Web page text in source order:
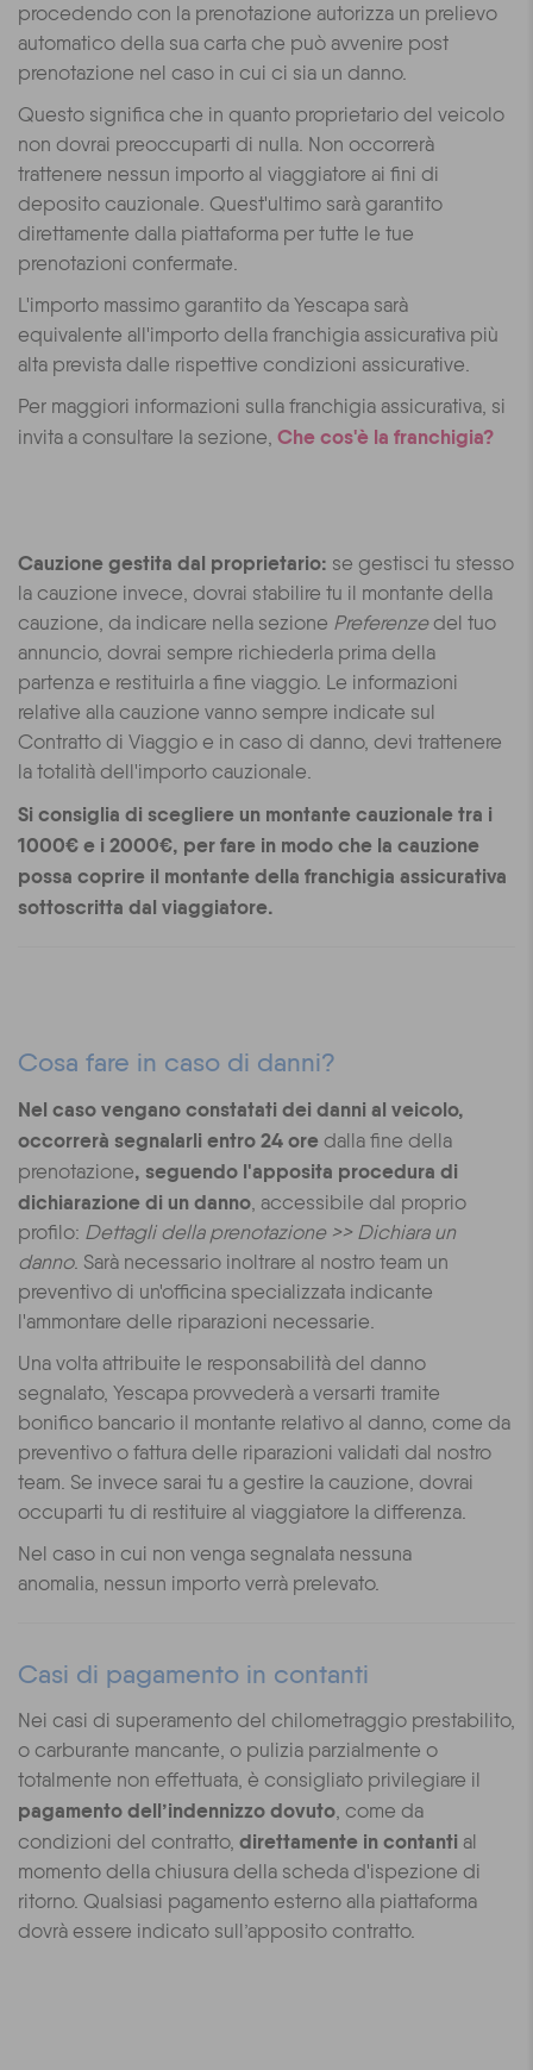
procedendo con la prenotazione autorizza un prelievo
automatico della sua carta che può avvenire post
prenotazione nel caso in cui ci sia un danno.
Questo significa che in quanto proprietario del veicolo
non dovrai preoccuparti di nulla. Non occorrerà
trattenere nessun importo al viaggiatore ai fini di
deposito cauzionale. Quest'ultimo sarà garantito
direttamente dalla piattaforma per tutte le tue
prenotazioni confermate.
L'importo massimo garantito da Yescapa sarà
equivalente all'importo della franchigia assicurativa più
alta prevista dalle rispettive condizioni assicurative.
Per maggiori informazioni sulla franchigia assicurativa, si
invita a consultare la sezione, Che cos'è la franchigia?
Cauzione gestita dal proprietario: se gestisci tu stesso
la cauzione invece, dovrai stabilire tu il montante della
cauzione, da indicare nella sezione Preferenzedel tuo
annuncio, dovrai sempre richiederla prima della
partenza e restituirla a fine viaggio. Le informazioni
relative alla cauzione vanno sempre indicate sul
Contratto di Viaggio e in caso di danno, devi trattenere
la totalità dell'importo cauzionale.
Si consiglia di scegliere un montante cauzionale tra i
1000€ e i 2000€, per fare in modo che la cauzione
possa coprire il montante della franchigia assicurativa
sottoscritta dal viaggiatore.
Cosa fare in caso di danni?
Nel caso vengano constatati dei danni al veicolo,
occorrerà segnalarli entro 24 ore dalla fine della
prenotazione, seguendo l'apposita procedura di
dichiarazione di un danno, accessibile dal proprio
profilo: Dettagli della prenotazione >> Dichiara un
danno. Sarà necessario inoltrare al nostro team un
preventivo di un'officina specializzata indicante
l'ammontare delle riparazioni necessarie.
Una volta attribuite le responsabilità del danno
segnalato, Yescapa provvederà a versarti tramite
bonifico bancario il montante relativo al danno, come da
preventivo o fattura delle riparazioni validati dal nostro
team. Se invece sarai tu a gestire la cauzione, dovrai
occuparti tu di restituire al viaggiatore la differenza.
Nel caso in cui non venga segnalata nessuna
anomalia, nessun importo verrà prelevato.
Casi di pagamento in contanti
Nei casi di superamento del chilometraggio prestabilito,
o carburante mancante, o pulizia parzialmente o
totalmente non effettuata, è consigliato privilegiare il
pagamento dell’indennizzo dovuto, come da
condizioni del contratto, direttamente in contanti al
momento della chiusura della scheda d'ispezione di
ritorno. Qualsiasi pagamento esterno alla piattaforma
dovrà essere indicato sull’apposito contratto.